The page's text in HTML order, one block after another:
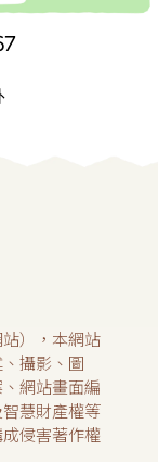
），本網站
攝影、圖
網站畫面編
慧財產權等
侵害著作權